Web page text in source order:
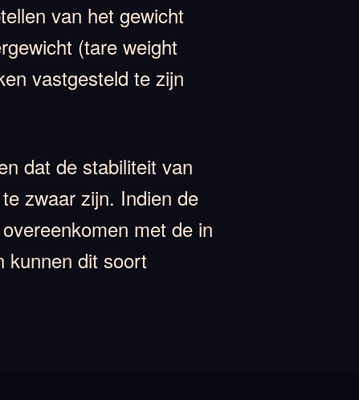
van het gewicht
(tare weight
vastgesteld te zijn
dat de stabiliteit van
zwaar zijn. Indien de
met de in
kunnen dit soort